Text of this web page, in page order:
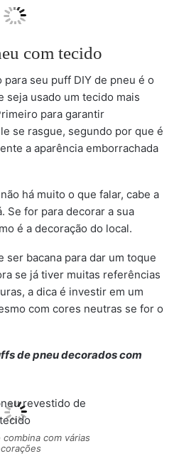
com tecido
seu puff DIY de pneu é o
seja usado um tecido mais
para garantir
se rasgue, segundo por que é
a aparência emborrachada
há muito o que falar, cabe a
Se for para decorar a sua
é a decoração do local.
ser bacana para dar um toque
se já tiver muitas referências
a dica é investir em um
com cores neutras se for o
de pneu decorados com
com várias